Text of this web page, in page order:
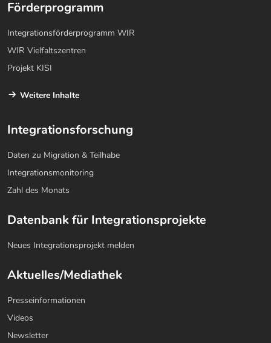
Förderprogramm
Integrationsförderprogramm WIR
WIR Vielfaltszentren
Projekt KISI
Weitere Inhalte
Integrationsforschung
Daten zu Migration & Teilhabe
Integrationsmonitoring
Zahl des Monats
Datenbank für Integrationsprojekte
Neues Integrationsprojekt melden
Aktuelles/Mediathek
Presseinformationen
Videos
Newsletter